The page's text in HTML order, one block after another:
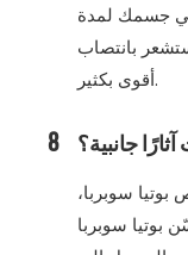
في جسمك لمدة
ستشعر بانتصاب
أقوى بكثير.
8 جانبية؟
سوبربا،
بوتيا سوبربا